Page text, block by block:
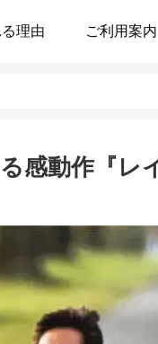
理由 ご利用案内
感動作『レ